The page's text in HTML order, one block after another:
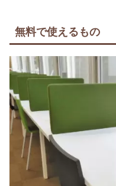
無料で使えるもの